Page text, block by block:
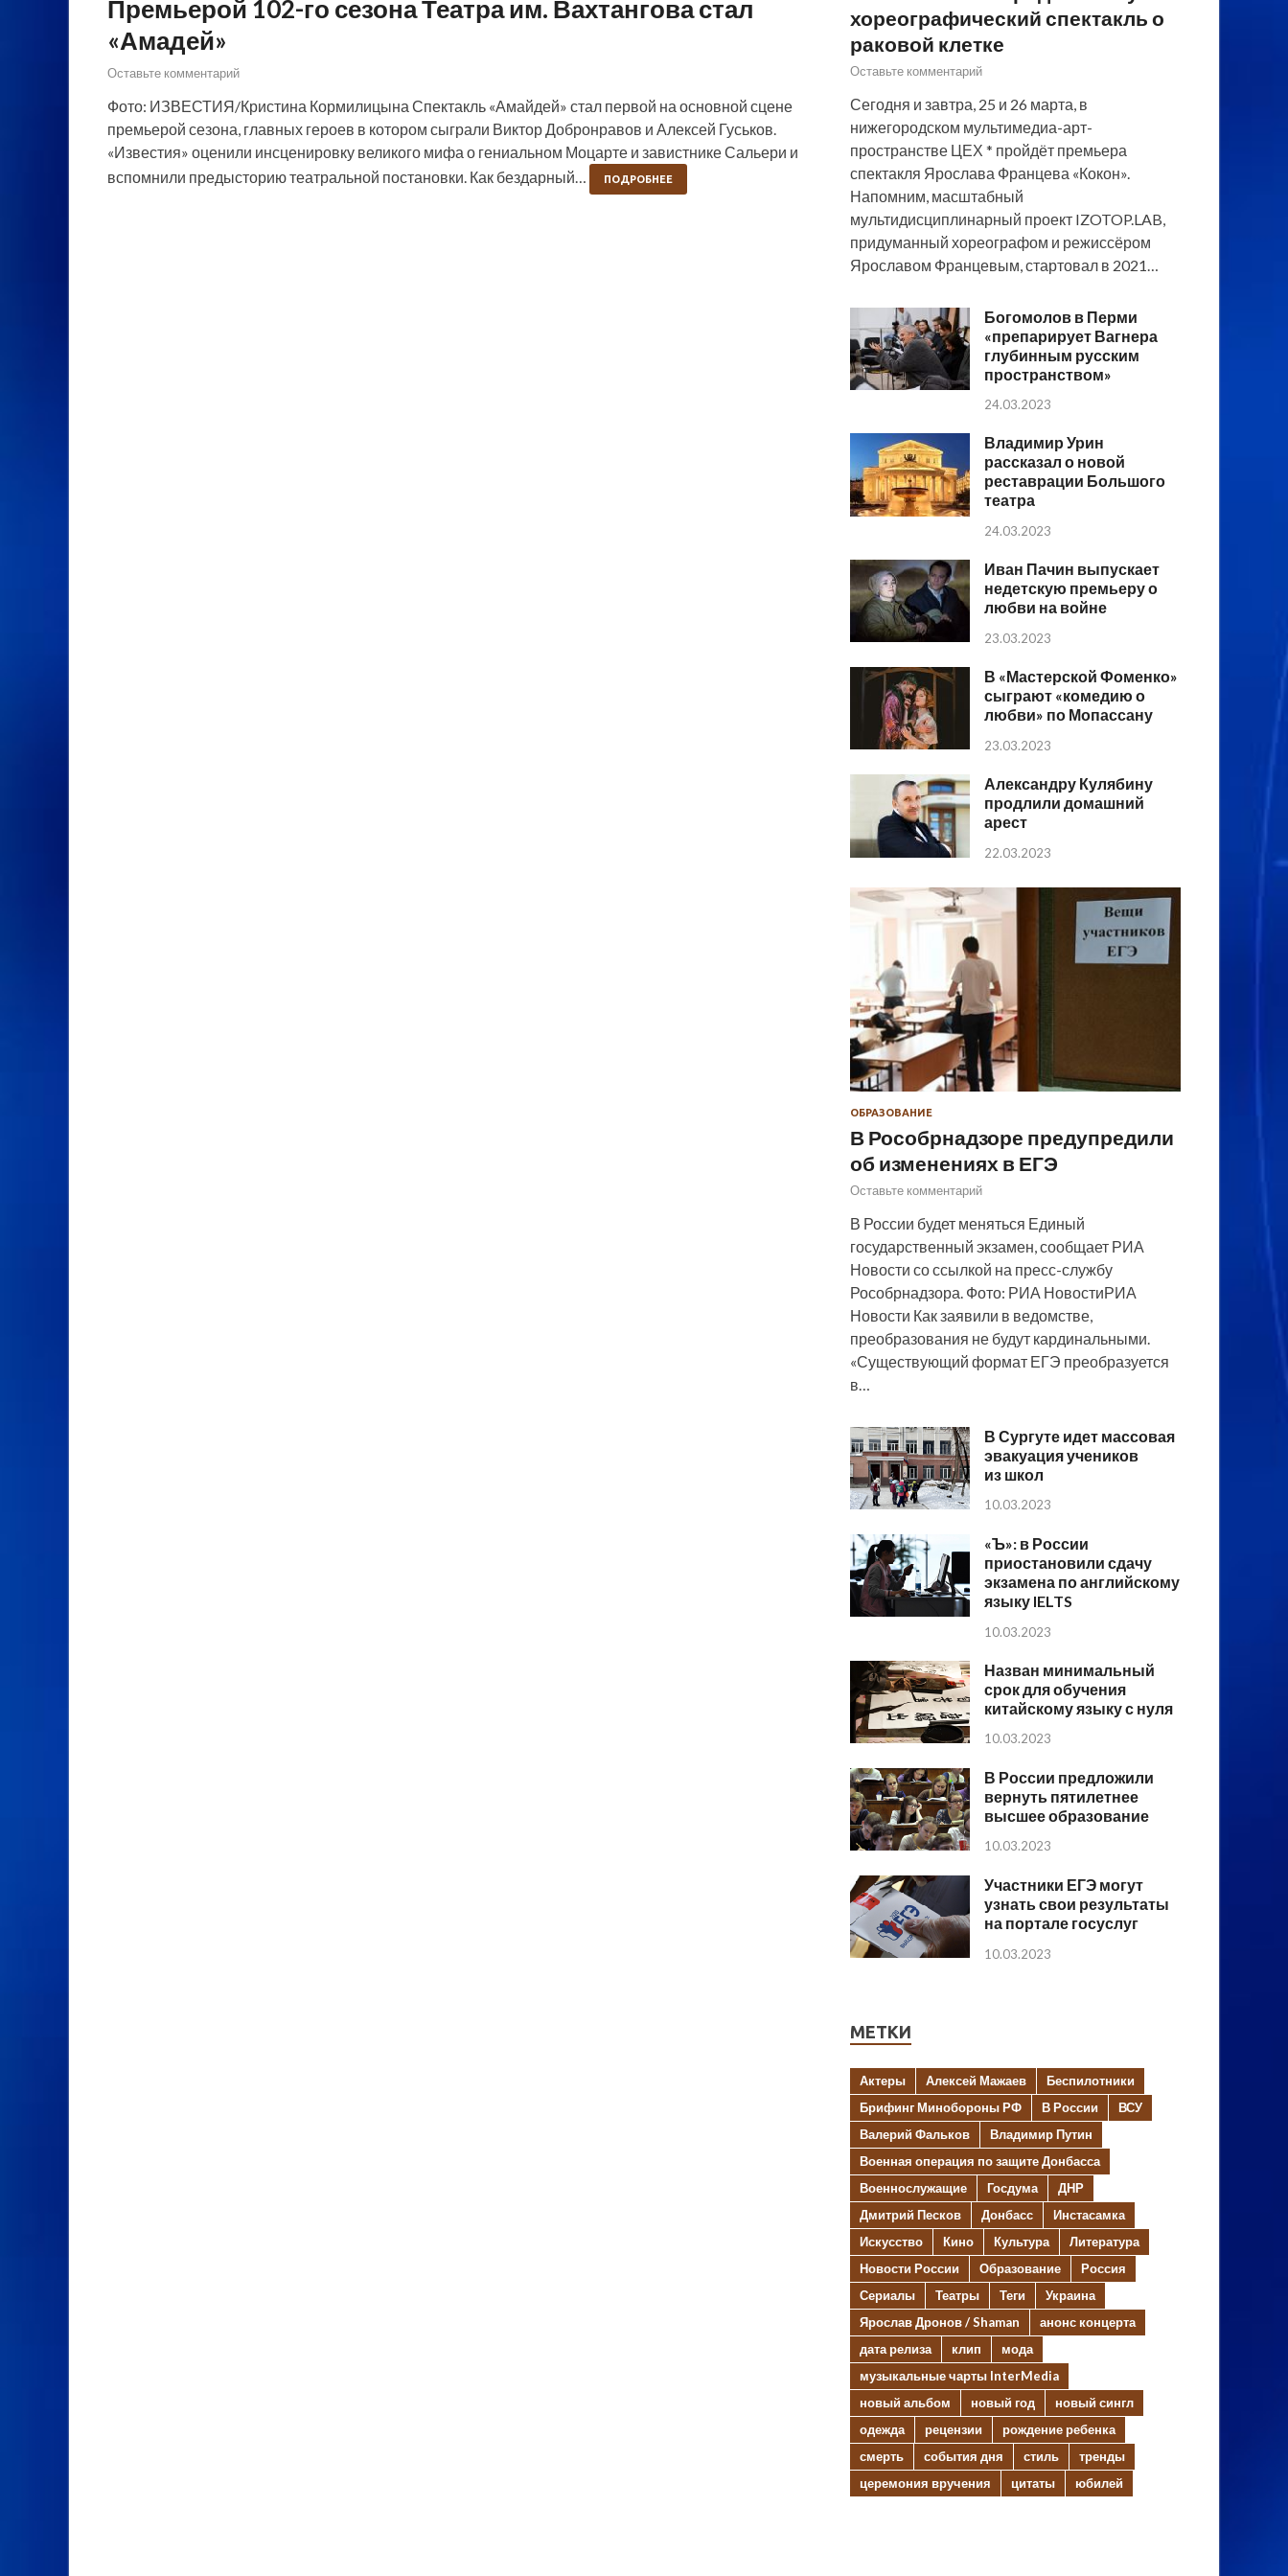
Премьерой 102-го сезона Театра им. Вахтангова стал
«Амадей»
Оставьте комментарий
Фото: ИЗВЕСТИЯ/Кристина Кормилицына Спектакль «Амайдей» стал первой на основной сцене
премьерой сезона, главных героев в котором сыграли Виктор Добронравов и Алексей Гуськов.
«Известия» оценили инсценировку великого мифа о гениальном Моцарте и завистнике Сальери и
вспомнили предысторию театральной постановки. Как бездарный…
ПОДРОБНЕЕ
хореографический спектакль о
раковой клетке
Оставьте комментарий
Сегодня и завтра, 25 и 26 марта, в
нижегородском мультимедиа-арт-
пространстве ЦЕХ * пройдёт премьера
спектакля Ярослава Францева «Кокон».
Напомним, масштабный
мультидисциплинарный проект IZOTOP.LAB,
придуманный хореографом и режиссёром
Ярославом Францевым, стартовал в 2021…
Богомолов в Перми
«препарирует Вагнера
глубинным русским
пространством»
24.03.2023
Владимир Урин
рассказал о новой
реставрации Большого
театра
24.03.2023
Иван Пачин выпускает
недетскую премьеру о
любви на войне
23.03.2023
В «Мастерской Фоменко»
сыграют «комедию о
любви» по Мопассану
23.03.2023
Александру Кулябину
продлили домашний
арест
22.03.2023
ОБРАЗОВАНИЕ
В Рособрнадзоре предупредили
об изменениях в ЕГЭ
Оставьте комментарий
В России будет меняться Единый
государственный экзамен, сообщает РИА
Новости со ссылкой на пресс-службу
Рособрнадзора. Фото: РИА НовостиРИА
Новости Как заявили в ведомстве,
преобразования не будут кардинальными.
«Существующий формат ЕГЭ преобразуется
в…
В Сургуте идет массовая
эвакуация учеников
из школ
10.03.2023
«Ъ»: в России
приостановили сдачу
экзамена по английскому
языку IELTS
10.03.2023
Назван минимальный
срок для обучения
китайскому языку с нуля
10.03.2023
В России предложили
вернуть пятилетнее
высшее образование
10.03.2023
Участники ЕГЭ могут
узнать свои результаты
на портале госуслуг
10.03.2023
МЕТКИ
Актеры Алексей Мажаев
Беспилотники
Брифинг Минобороны РФ
В России
ВСУ
Валерий Фальков
Владимир Путин
Военная операция по защите Донбасса
Военнослужащие
Госдума
ДНР
Дмитрий Песков
Донбасс
Инстасамка
Искусство
Кино Культура
Литература
Новости России
Образование
Россия
Сериалы
Театры Теги
Украина
Ярослав Дронов / Shaman
анонс концерта
дата релиза
клип
мода
музыкальные чарты InterMedia
новый альбом
новый год
новый сингл
одежда
рецензии
рождение ребенка
смерть
события дня стиль
тренды
церемония вручения
цитаты юбилей